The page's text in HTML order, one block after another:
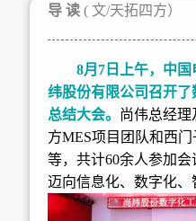
导 读 ( 文/天拓四方）
8月7日上午，中
纬股份有限公司召开
总结大会。
尚伟总经
方MES项目团队和西门
等，共计60余人参加
迈向信息化、数字化、